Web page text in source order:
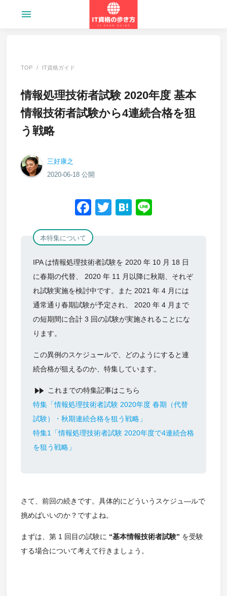
menu
TOP IT資格ガイド
情報処理技術者試験 2020年度 基本
情報技術者試験から4連続合格を狙
う戦略
三好康之
2020-06-18 公開
Facebook
TwitterHatena
本特集について
IPA は情報処理技術者試験を 2020 年 10 月 18 日
に春期の代替、 2020 年 11 月以降に秋期、それぞ
れ試験実施を検討中です。また 2021 年 4 月には
通常通り春期試験が予定され、 2020 年 4 月まで
の短期間に合計 3 回の試験が実施されることにな
ります。
この異例のスケジュールで、どのようにすると連
続合格が狙えるのか、特集しています。
fast_forward
これまでの特集記事はこちら
特集「情報処理技術者試験 2020年度 春期（代替
試験）・秋期連続合格を狙う戦略」
特集1「情報処理技術者試験 2020年度で4連続合格
を狙う戦略」
さて、前回の続きです。具体的にどういうスケジュ―ルで
挑めばいいのか？ですよね。
まずは、第 1 回目の試験に “基本情報技術者試験” を受験
する場合について考えて行きましょう。